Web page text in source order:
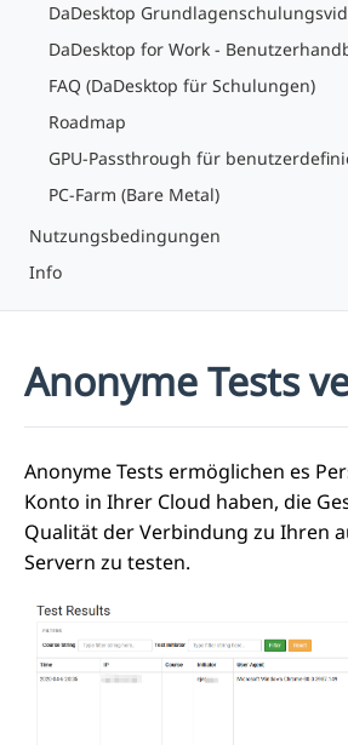
DaDesktop
DaDesktop for Work -
FAQ (DaDesktop für Schulungen)
Roadmap
GPU-Passthrough für
PC-Farm (Bare Metal)
Nutzungsbedingungen
Info
Anonyme Tests
Anonyme Tests ermöglichen es
Konto in Ihrer Cloud haben, die
Qualität der Verbindung zu Ihren
Servern zu testen.